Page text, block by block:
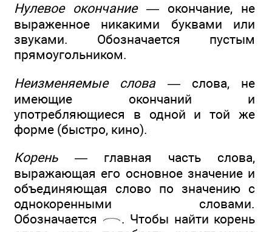
Нулевое окончание —окончание, не
выраженное никакими буквами или
звуками. Обозначается пустым
прямоугольником.
Неизменяемые слова —слова, не
имеющие окончаний и
употребляющиеся в одной и той же
форме (быстро, кино).
Корень — главная часть слова,
выражающая его основное значение и
объединяющая слово по значению с
однокоренными словами.
Обозначается
. Чтобы найти корень